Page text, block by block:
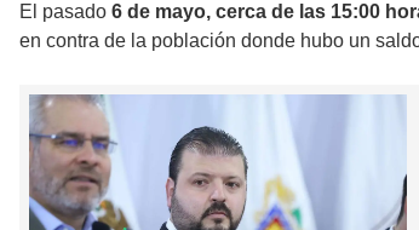
El pasado 6 de mayo, cerca de las 15:00
en contra de la población donde hubo un